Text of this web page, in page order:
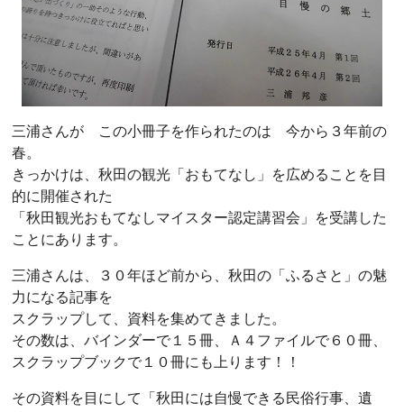
三浦さんが この小冊子を作られたのは 今から３年前の
春。
きっかけは、秋田の観光「おもてなし」を広めることを目
的に開催された
「秋田観光おもてなしマイスター認定講習会」を受講した
ことにあります。
三浦さんは、３０年ほど前から、秋田の「ふるさと」の魅
力になる記事を
スクラップして、資料を集めてきました。
その数は、バインダーで１５冊、Ａ４ファイルで６０冊、
スクラップブックで１０冊にも上ります！！
その資料を目にして「秋田には自慢できる民俗行事、遺